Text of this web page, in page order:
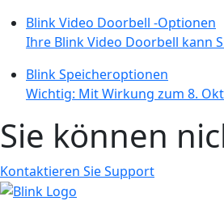
Blink Video Doorbell -Optionen
Ihre Blink Video Doorbell kann
Blink Speicheroptionen
Wichtig: Mit Wirkung zum 8.
Sie können
Kontaktieren Sie Support